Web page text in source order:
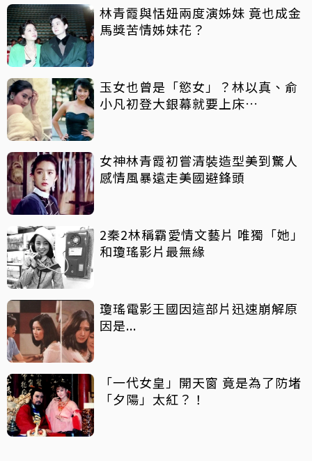
林青霞與恬妞兩度演姊妹 竟也成金
馬獎苦情姊妹花？
玉女也曾是「慾女」？林以真、俞
小凡初登大銀幕就要上床…
女神林青霞初嘗清裝造型美到驚人
感情風暴遠走美國避鋒頭
2秦2林稱霸愛情文藝片 唯獨「她」
和瓊瑤影片最無緣
瓊瑤電影王國因這部片迅速崩解原
因是...
「一代女皇」開天窗 竟是為了防堵
「夕陽」太紅？！